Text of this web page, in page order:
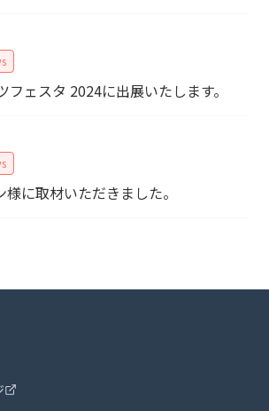
フェスタ 2024に出展いたします。
様に取材いただきました。